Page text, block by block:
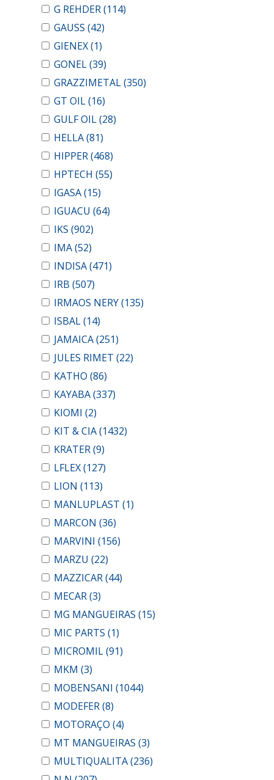
G REHDER(114)
GAUSS (42)
GIENEX(1)
GONEL(39)
GRAZZIMETAL(350)
GT OIL(16)
GULF OIL(28)
HELLA(81)
HIPPER(468)
HPTECH (55)
IGASA(15)
IGUACU (64)
IKS (902)
IMA(52)
INDISA(471)
IRB (507)
IRMAOS NERY(135)
ISBAL(14)
JAMAICA(251)
JULES RIMET (22)
KATHO (86)
KAYABA(337)
KIOMI (2)
KIT & CIA(1432)
KRATER(9)
LFLEX(127)
LION (113)
MANLUPLAST (1)
MARCON (36)
MARVINI (156)
MARZU (22)
MAZZICAR(44)
MECAR(3)
MG MANGUEIRAS (15)
MIC PARTS (1)
MICROMIL(91)
MKM (3)
MOBENSANI (1044)
MODEFER(8)
MOTORAÇO (4)
MT MANGUEIRAS (3)
MULTIQUALITA(236)